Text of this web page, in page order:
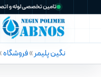
تامین تخصصی لوله و
نگین پلیمر»فروشگاه